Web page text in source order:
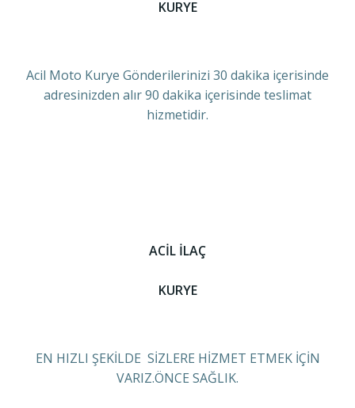
KURYE
Acil Moto Kurye Gönderilerinizi 30 dakika içerisinde
adresinizden alır 90 dakika içerisinde teslimat
hizmetidir.
ACİL İLAÇ
KURYE
EN HIZLI ŞEKİLDE SİZLERE HİZMET ETMEK İÇİN
VARIZ.ÖNCE SAĞLIK.